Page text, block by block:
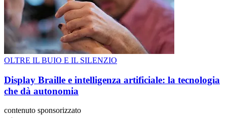
OLTRE IL BUIO E IL SILENZIO
Display Braille e intelligenza artificiale: la tecnologia
che dà autonomia
contenuto sponsorizzato